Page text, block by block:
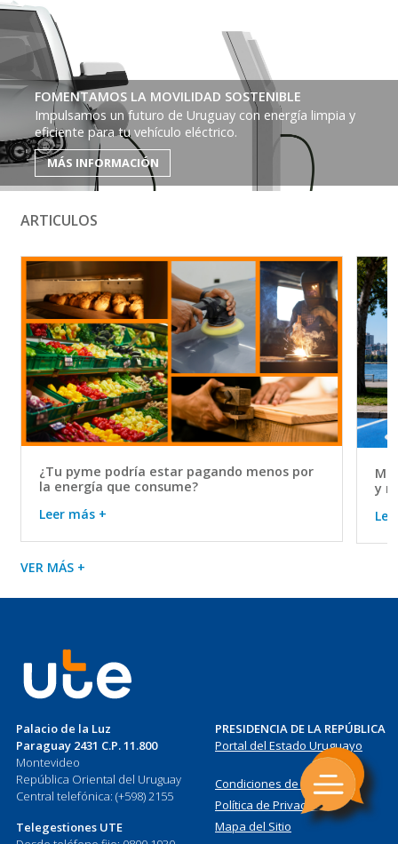
FOMENTAMOS LA MOVILIDAD SOSTENIBLE
Impulsamos un futuro de Uruguay con energía limpia y
eficiente para tu vehículo eléctrico.
MÁS INFORMACIÓN
ARTICULOS
¿Tu pyme podría estar pagando menos por
la energía que consume?
Leer más +
y
VER MÁS +
Palacio de la Luz
Paraguay 2431 C.P. 11.800
Montevideo
República Oriental del Uruguay
Central telefónica: (+598) 2155
Telegestiones UTE
PRESIDENCIA DE LA REPÚBLICA
Portal del Estado Uruguayo
Condiciones de Uso
Política de Privacidad
Mapa del Sitio